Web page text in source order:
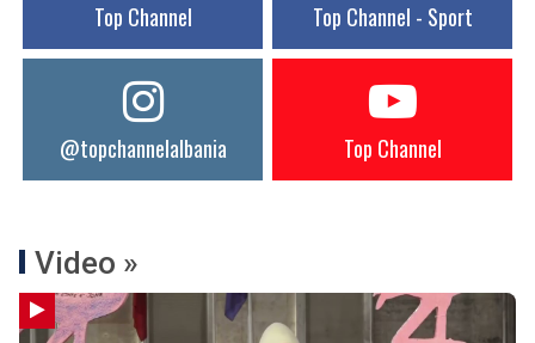
Top Channel Top Channel - Sport
@topchannelalbania Top Channel
Video »